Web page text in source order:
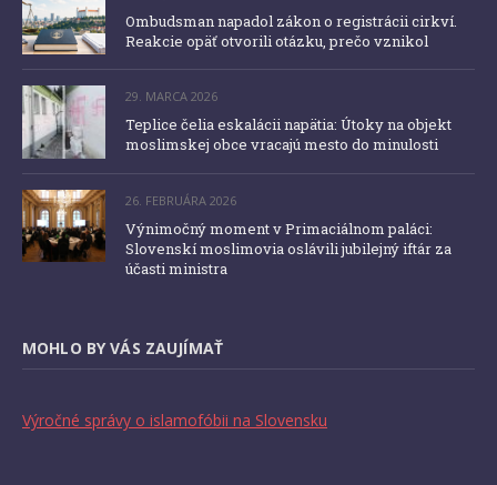
Ombudsman napadol zákon o registrácii cirkví.
Reakcie opäť otvorili otázku, prečo vznikol
29. MARCA 2026
Teplice čelia eskalácii napätia: Útoky na objekt
moslimskej obce vracajú mesto do minulosti
26. FEBRUÁRA 2026
Výnimočný moment v Primaciálnom paláci:
Slovenskí moslimovia oslávili jubilejný iftár za
účasti ministra
MOHLO BY VÁS ZAUJÍMAŤ
Výročné správy o islamofóbii na Slovensku